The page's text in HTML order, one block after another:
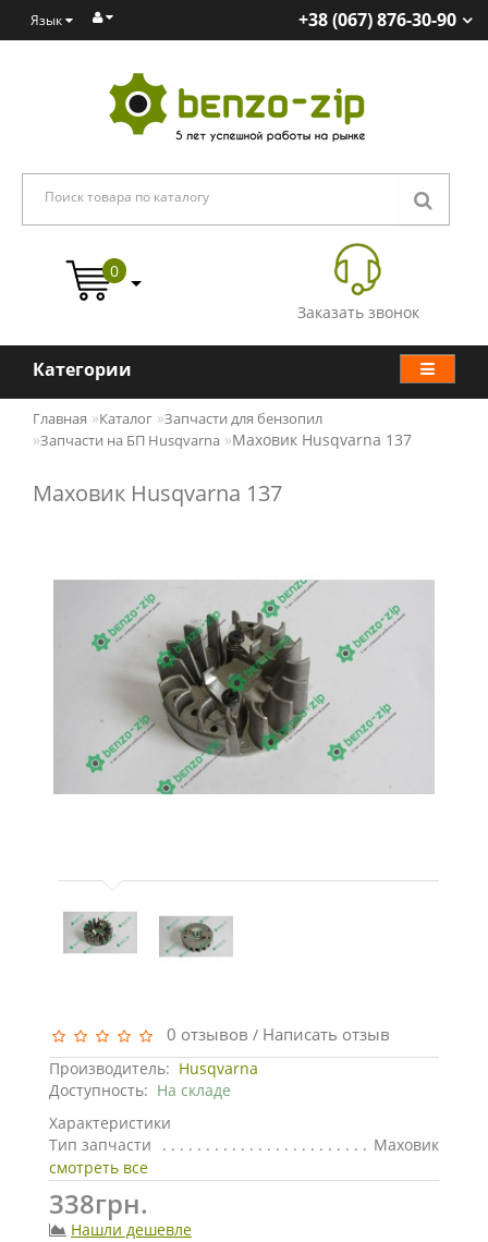
Язык +38 (067) 876-30-90
Заказать звонок
0
Категории
Главная Каталог
Запчасти для бензопил
Запчасти на БП Husqvarna
Маховик Husqvarna 137
Маховик Husqvarna 137
0 отзывов / Написать отзыв
Производитель: Husqvarna
Доступность: На складе
Характеристики
Тип запчасти
Маховик
смотреть все
338грн.
Нашли дешевле